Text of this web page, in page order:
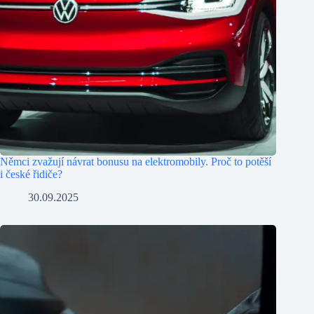
Němci zvažují návrat bonusu na elektromobily. Proč to potěší
i české řidiče?
30.09.2025